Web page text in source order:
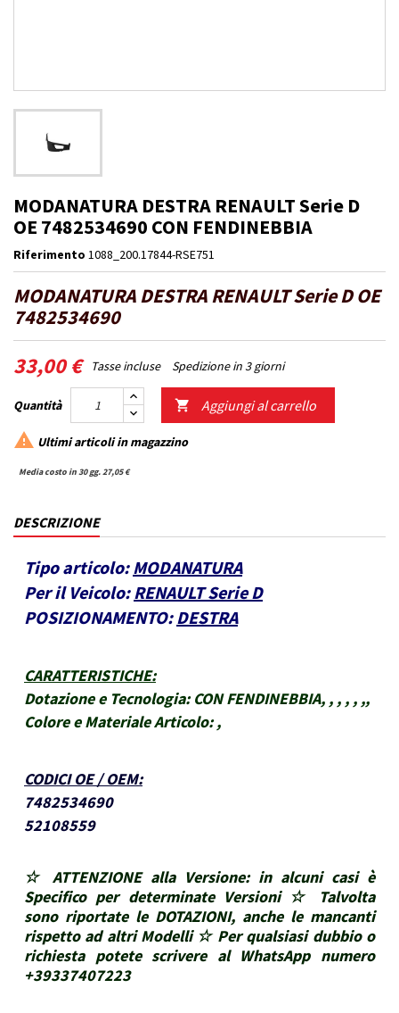
MODANATURA DESTRA RENAULT Serie D
OE 7482534690 CON FENDINEBBIA
Riferimento 1088_200.17844-RSE751
MODANATURA DESTRA RENAULT Serie D OE
7482534690
33,00 € Tasse incluse Spedizione in 3 giorni
Quantità  Aggiungi al carrello
 Ultimi articoli in magazzino
Media costo in 30 gg. 27,05 €
DESCRIZIONE
Tipo articolo: MODANATURA
Per il Veicolo: RENAULT Serie D
POSIZIONAMENTO: DESTRA
CARATTERISTICHE:
Dotazione e Tecnologia: CON FENDINEBBIA, , , , , ,,
Colore e Materiale Articolo: ,
CODICI OE / OEM:
7482534690
52108559
☆ ATTENZIONE alla Versione: in alcuni casi è
Specifico per determinate Versioni ☆ Talvolta
sono riportate le DOTAZIONI, anche le mancanti
rispetto ad altri Modelli ☆ Per qualsiasi dubbio o
richiesta potete scrivere al WhatsApp numero
+39337407223